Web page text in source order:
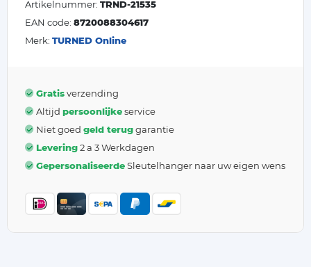
Artikelnummer: TRND-21535
EAN code: 8720088304617
Merk: TURNED Online
Gratisverzending
Altijd persoonlijkeservice
Niet goed geld teruggarantie
Levering2 a 3 Werkdagen
GepersonaliseerdeSleutelhanger naar uw eigen wens